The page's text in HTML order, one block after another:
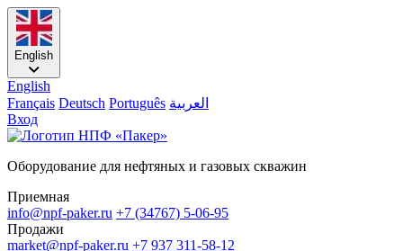
English
English
Français Deutsch Português العربية
Вход
Оборудование для нефтяных и газовых скважин
Приемная
info@npf-paker.ru +7 (34767) 5-06-95
Продажи
market@npf-paker.ru +7 937 311-58-12